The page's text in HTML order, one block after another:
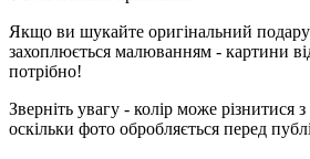
Якщо ви шукайте оригінальний
захоплюється малюванням - картини
потрібно!
Зверніть увагу - колір може різнитися
оскільки фото обробляється перед